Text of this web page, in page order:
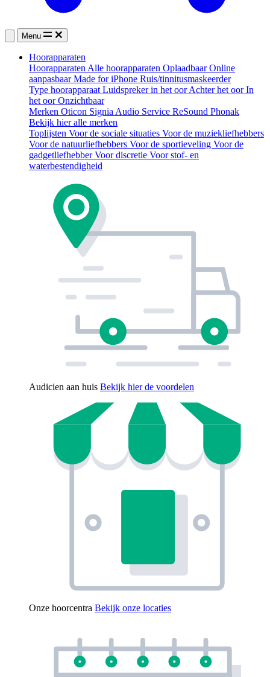
Menu
Hoorapparaten
Hoorapparaten Alle hoorapparaten OplaadbaarOnline
aanpasbaarMade for iPhone Ruis/tinnitusmaskeerder
Type hoorapparaat Luidspreker in het oorAchter het oorIn
het oorOnzichtbaar
Merken Oticon Signia Audio Service ReSound Phonak
Bekijk hier alle merken
Toplijsten Voor de sociale situaties Voor de muziekliefhebbers
Voor de natuurliefhebbers Voor de sportieveling Voor de
gadgetliefhebberVoor discretie Voor stof- en
waterbestendigheid
Audicien aan huis Bekijk hier de voordelen
Onze hoorcentra Bekijk onze locaties